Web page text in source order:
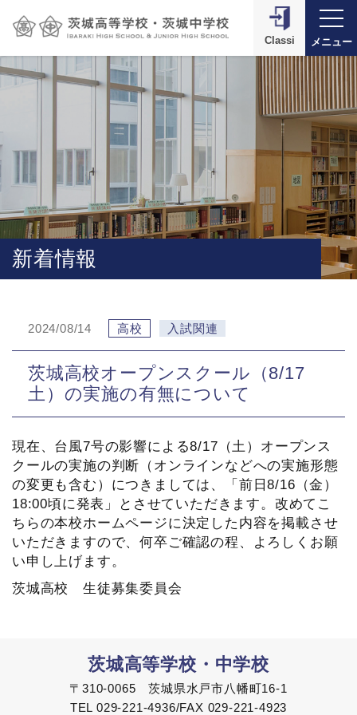
Classi メニュー
新着情報
2024/08/14 高校 入試関連
茨城高校オープンスクール（8/17
土）の実施の有無について
現在、台風7号の影響による8/17（土）オープンス
クールの実施の判断（オンラインなどへの実施形態
の変更も含む）につきましては、「前日8/16（金）
18:00頃に発表」とさせていただきます。改めてこ
ちらの本校ホームページに決定した内容を掲載させ
いただきますので、何卒ご確認の程、よろしくお願
い申し上げます。
茨城高校 生徒募集委員会
茨城高等学校・中学校
〒310-0065 茨城県水戸市八幡町16-1
TEL 029-221-4936/FAX 029-221-4923